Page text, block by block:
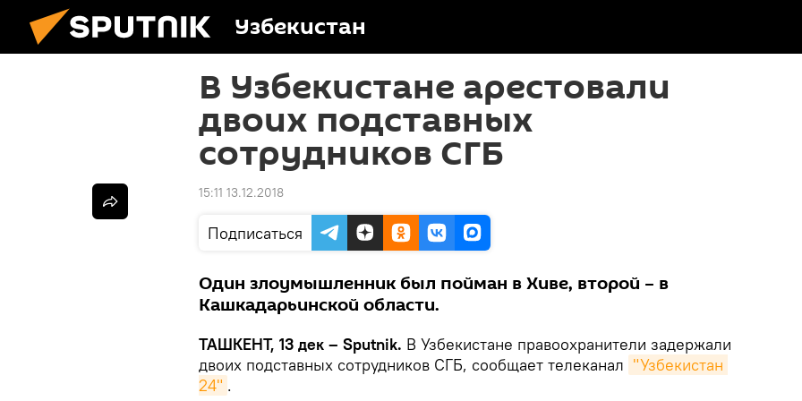
Узбекистан
В Узбекистане арестовали
двоих подставных
сотрудников СГБ
15:11 13.12.2018
Подписаться
Один злоумышленник был пойман в Хиве, второй – в
Кашкадарьинской области.
ТАШКЕНТ, 13 дек – Sputnik. В Узбекистане правоохранители задержали
двоих подставных сотрудников СГБ, сообщает телеканал "Узбекистан
24" .